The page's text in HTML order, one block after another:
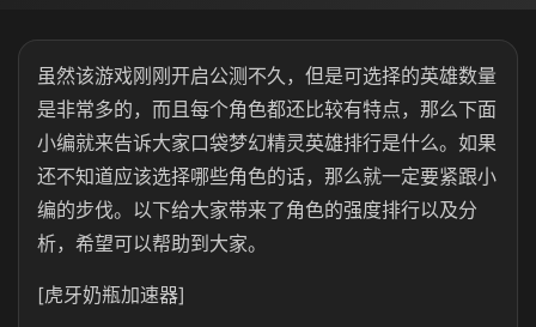
虽然该游戏刚刚开启公测不久，但是可选择的英雄数量
是非常多的，而且每个角色都还比较有特点，那么下面
小编就来告诉大家口袋梦幻精灵英雄排行是什么。如果
还不知道应该选择哪些角色的话，那么就一定要紧跟小
编的步伐。以下给大家带来了角色的强度排行以及分
析，希望可以帮助到大家。
[虎牙奶瓶加速器]